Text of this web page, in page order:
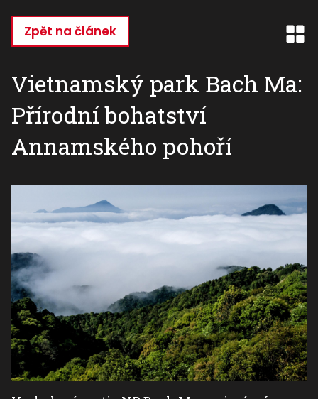
hlavnímu
Zpět na článek
Vietnamský park Bach Ma:
Přírodní bohatství
Annamského pohoří